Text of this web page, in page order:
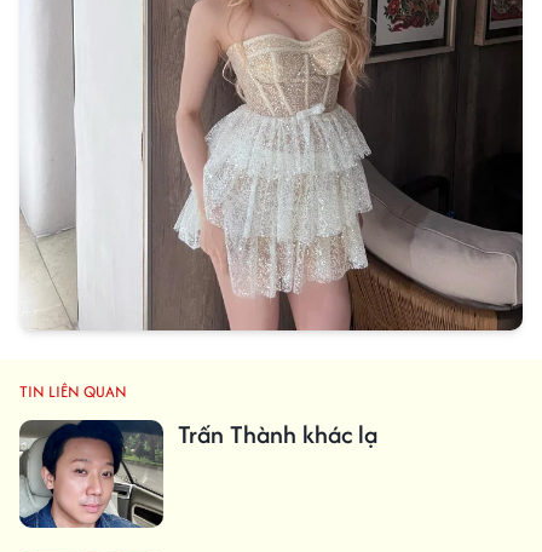
TIN LIÊN QUAN
Trấn Thành khác lạ